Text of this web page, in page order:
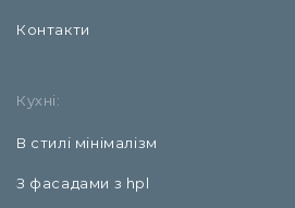
Контакти
Кухні:
В стилі мінімалізм
З фасадами з hpl